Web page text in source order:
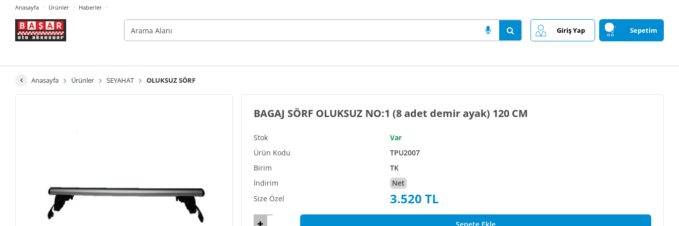
Anasayfa Ürünler Haberler
Giriş Yap Sepetim
Anasayfa Ürünler SEYAHAT OLUKSUZ SÖRF
TPU2007
BAGAJ SÖRF OLUKSUZ NO:1 (8 adet demir ayak) 120 CM
TK
Net
3.520 TL
Var